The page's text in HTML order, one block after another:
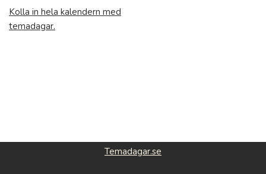
Kolla in hela kalendern med
temadagar.
Temadagar.se